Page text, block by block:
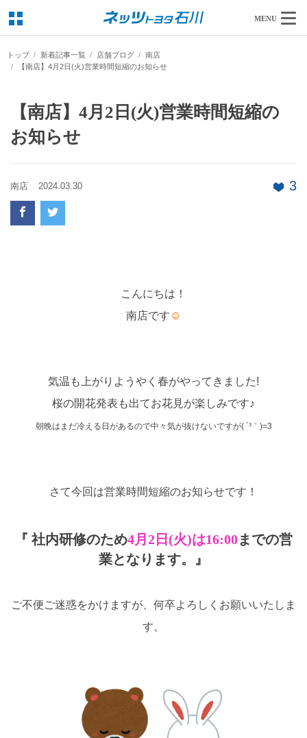
MENU
トップ 新着記事一覧 店舗ブログ
南店
【南店】4月2日(火)営業時間短縮のお知らせ
【南店】4月2日(火)営業時間短縮の
お知らせ
南店 2024.03.30 3
こんにちは！
南店です ☺
気温も上がりようやく春がやってきました!
桜の開花発表も出てお花見が楽しみです♪
朝晩はまだ冷える日があるので中々気が抜けないですが( ´³｀)=3
さて今回は営業時間短縮のお知らせです！
『 社内研修のため4月2日(火)は16:00までの営
業となります。』
ご不便ご迷惑をかけますが、何卒よろしくお願いいたしま
す。